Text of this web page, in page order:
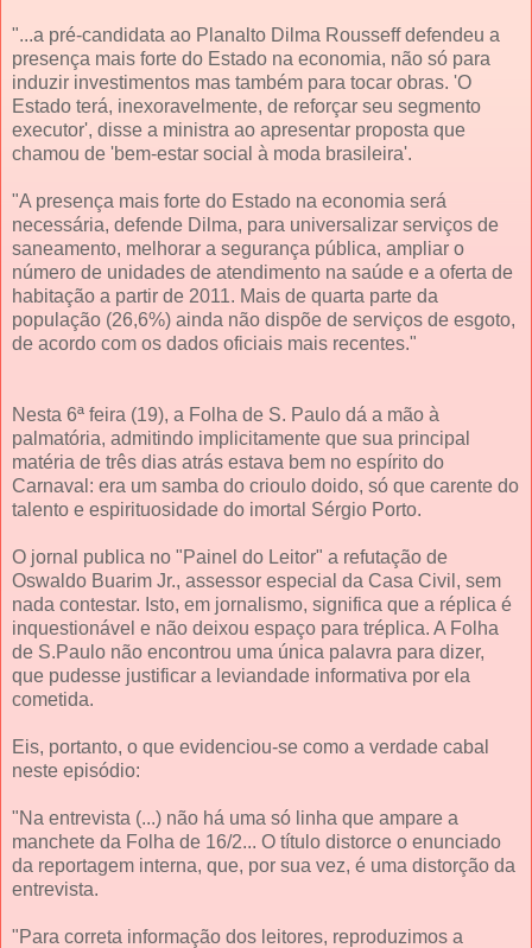
"...a pré-candidata ao Planalto Dilma Rousseff defendeu a
presença mais forte do Estado na economia, não só para
induzir investimentos mas também para tocar obras. 'O
Estado terá, inexoravelmente, de reforçar seu segmento
executor', disse a ministra ao apresentar proposta que
chamou de 'bem-estar social à moda brasileira'.
"A presença mais forte do Estado na economia será
necessária, defende Dilma, para universalizar serviços de
saneamento, melhorar a segurança pública, ampliar o
número de unidades de atendimento na saúde e a oferta de
habitação a partir de 2011. Mais de quarta parte da
população (26,6%) ainda não dispõe de serviços de esgoto,
de acordo com os dados oficiais mais recentes."
Nesta 6ª feira (19), a Folha de S. Paulo dá a mão à
palmatória, admitindo implicitamente que sua principal
matéria de três dias atrás estava bem no espírito do
Carnaval: era um samba do crioulo doido, só que carente do
talento e espirituosidade do imortal Sérgio Porto.
O jornal publica no "Painel do Leitor" a refutação de
Oswaldo Buarim Jr., assessor especial da Casa Civil, sem
nada contestar. Isto, em jornalismo, significa que a réplica é
inquestionável e não deixou espaço para tréplica. A Folha
de S.Paulo não encontrou uma única palavra para dizer,
que pudesse justificar a leviandade informativa por ela
cometida.
Eis, portanto, o que evidenciou-se como a verdade cabal
neste episódio:
"Na entrevista (...) não há uma só linha que ampare a
manchete da Folha de 16/2... O título distorce o enunciado
da reportagem interna, que, por sua vez, é uma distorção da
entrevista.
"Para correta informação dos leitores, reproduzimos a